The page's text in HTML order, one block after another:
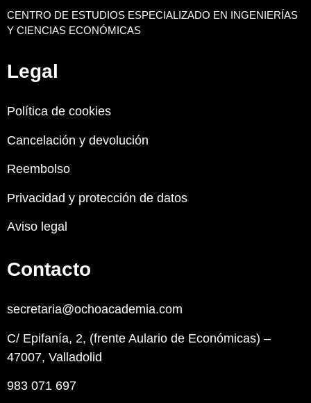
CENTRO DE ESTUDIOS ESPECIALIZADO EN INGENIERÍAS
Y CIENCIAS ECONÓMICAS
Legal
Política de cookies
Cancelación y devolución
Reembolso
Privacidad y protección de datos
Aviso legal
Contacto
secretaria@ochoacademia.com
C/ Epifanía, 2, (frente Aulario de Económicas) –
47007, Valladolid
983 071 697